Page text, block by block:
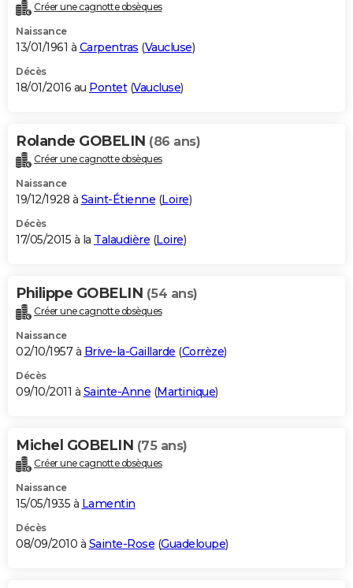
Créer une cagnotte obsèques
Naissance
13/01/1961 à Carpentras (Vaucluse)
Décès
18/01/2016 au Pontet(Vaucluse)
Rolande GOBELIN (86 ans)
Créer une cagnotte obsèques
Naissance
19/12/1928 à Saint-Étienne (Loire)
Décès
17/05/2015 à la Talaudière (Loire)
Philippe GOBELIN (54 ans)
Créer une cagnotte obsèques
Naissance
02/10/1957 à Brive-la-Gaillarde (Corrèze)
Décès
09/10/2011 à Sainte-Anne (Martinique)
Michel GOBELIN (75 ans)
Créer une cagnotte obsèques
Naissance
15/05/1935 à Lamentin
Décès
08/09/2010 à Sainte-Rose (Guadeloupe)